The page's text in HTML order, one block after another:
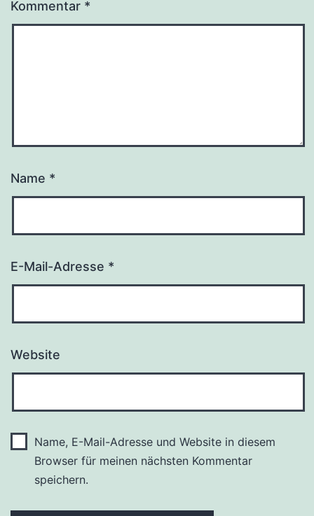
Kommentar *
Name *
E-Mail-Adresse *
Website
Name, E-Mail-Adresse und Website in diesem
Browser für meinen nächsten Kommentar
speichern.